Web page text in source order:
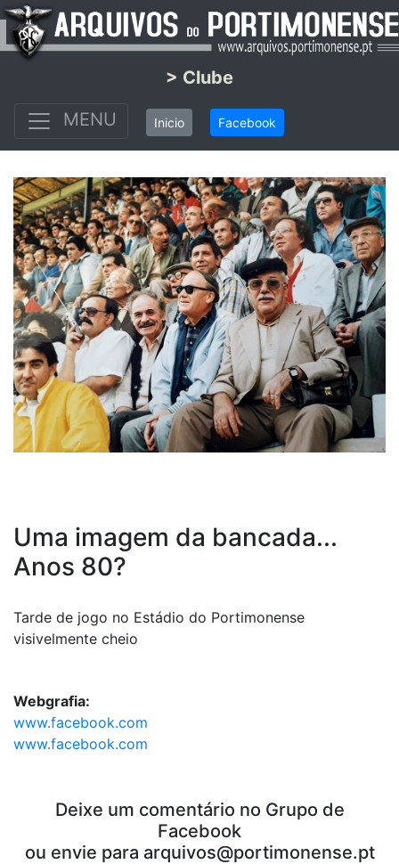
> Clube
MENU
Inicio Facebook
Uma imagem da bancada...
Anos 80?
Tarde de jogo no Estádio do Portimonense
visivelmente cheio
Webgrafia:
www.facebook.com
www.facebook.com
Deixe um comentário no Grupo de
Facebook
ou envie para arquivos@portimonense.pt